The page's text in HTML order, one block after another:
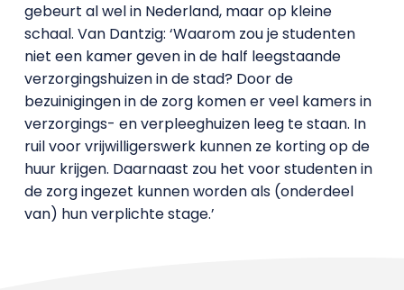
gebeurt al wel in Nederland, maar op kleine
schaal. Van Dantzig: ‘Waarom zou je studenten
niet een kamer geven in de half leegstaande
verzorgingshuizen in de stad? Door de
bezuinigingen in de zorg komen er veel kamers in
verzorgings- en verpleeghuizen leeg te staan. In
ruil voor vrijwilligerswerk kunnen ze korting op de
huur krijgen. Daarnaast zou het voor studenten in
de zorg ingezet kunnen worden als (onderdeel
van) hun verplichte stage.’